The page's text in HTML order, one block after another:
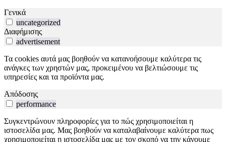
Γενικά
uncategorized
Διαφήμισης
advertisement
Τα cookies αυτά μας βοηθούν να κατανοήσουμε καλύτερα τις
ανάγκες των χρηστών μας, προκειμένου να βελτιώσουμε τις
υπηρεσίες και τα προϊόντα μας.
Απόδοσης
performance
Συγκεντρώνουν πληροφορίες για το πώς χρησιμοποιείται η
ιστοσελίδα μας. Μας βοηθούν να καταλαβαίνουμε καλύτερα πως
χρησιμοποιείται η ιστοσελίδα μας με τον σκοπό να την κάνουμε